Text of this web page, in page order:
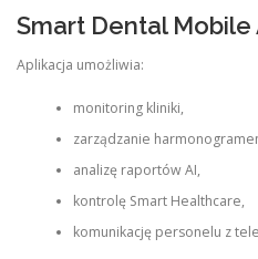
Smart Dental Mobile
Aplikacja umożliwia:
monitoring kliniki,
zarządzanie
analizę raportów AI,
kontrolę Smart Healthcare,
komunikację personelu z